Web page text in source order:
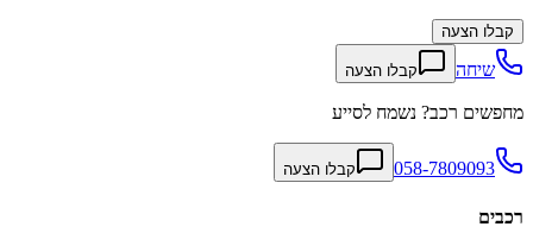
קבלו הצעה
שיחה קבלו הצעה
מחפשים רכב? נשמח לסייע
058-7809093 קבלו הצעה
רכבים